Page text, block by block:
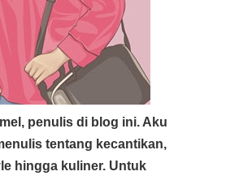
penulis di blog ini. Aku
tentang kecantikan,
hingga kuliner. Untuk